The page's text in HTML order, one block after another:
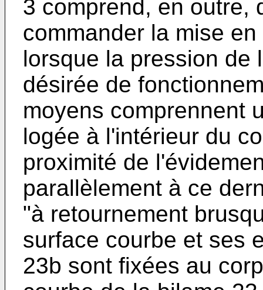
3 comprend, en outre,
commander la mise
lorsque la pression de
désirée de
moyens comprennent
logée à l'intérieur du
proximité de
parallèlement à ce
"à retournement
surface courbe et ses
23b sont fixées au